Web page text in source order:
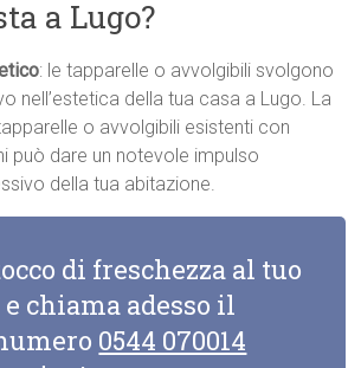
a Lugo?
: le tapparelle o avvolgibili svolgono
nell’estetica della tua casa a Lugo. La
o avvolgibili esistenti con
può dare un notevole impulso
della tua abitazione.
di freschezza al tuo
chiama adesso il
0544 070014